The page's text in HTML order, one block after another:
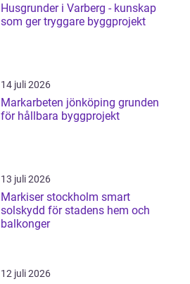
Husgrunder i Varberg - kunskap
som ger tryggare byggprojekt
14 juli 2026
Markarbeten jönköping grunden
för hållbara byggprojekt
13 juli 2026
Markiser stockholm smart
solskydd för stadens hem och
balkonger
12 juli 2026